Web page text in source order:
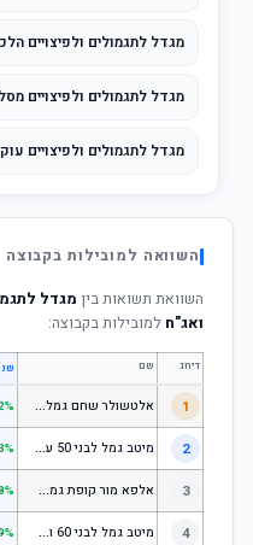
מגדל לתגמולים ולפיצויים
מגדל לתגמולים ולפיצויים מסלול
מגדל לתגמולים ולפיצויים
השוואה למובילות בקבוצה
השוואת תשואות בין מגדל
ואג"ח למובילות בקבוצה:
דירוג שם
1 א
לטשולר שחם גמל לבני 50 עד 60
2 מ
יטב גמל לבני 50 עד 60
3 א
לפא מור קופת גמל לחיסכון, קופת גמל לתגמולים וקופת גמל אישית לפיצויים - לבני 50 עד 60
4 מ
יטב גמל לבני 60 ומעלה